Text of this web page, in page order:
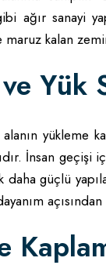
ağır sanayi
kalan
Yük
yükleme
İnsan
güçlü